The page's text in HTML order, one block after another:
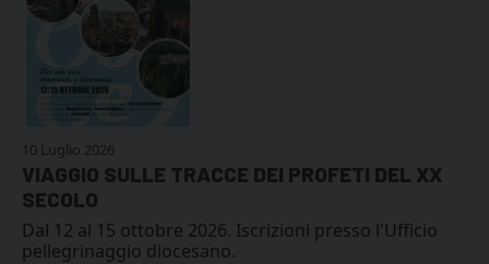
10 Luglio 2026
VIAGGIO SULLE TRACCE DEI PROFETI DEL XX
SECOLO
Dal 12 al 15 ottobre 2026. Iscrizioni presso l'Ufficio
pellegrinaggio diocesano.